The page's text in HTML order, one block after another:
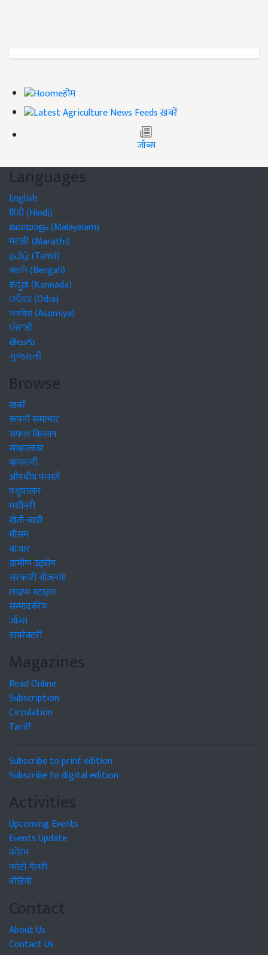
होम
ख़बरें
जॉब्स
Languages
English
हिंदी (Hindi)
മലയാളം (Malayalam)
मराठी (Marathi)
தமிழ் (Tamil)
বাঙালি (Bengali)
ಕನ್ನಡ (Kannada)
ଓଡିଆ (Odia)
অসমীয়া (Asomiya)
ਪੰਜਾਬੀ
తెలుగు
ગુજરાતી
Browse
खबरें
कंपनी समाचार
सफल किसान
साक्षात्कार
बागवानी
औषधीय फसलें
पशुपालन
मशीनरी
खेती-बाड़ी
मौसम
बाजार
ग्रामीण उद्द्योग
सरकारी योजनाएं
लाइफ स्टाइल
सम्पादकीय
जॉब्स
डायरेक्टरी
Magazines
Read Online
Subscription
Circulation
Tariff
Subscribe to print edition
Subscribe to digital edition
Activities
Upcoming Events
Events Update
फोरम
फोटो गैलरी
वीडियो
Contact
About Us
Contact Us